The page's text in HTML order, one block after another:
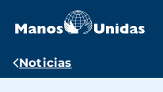
contenido
Ruta
Noticias